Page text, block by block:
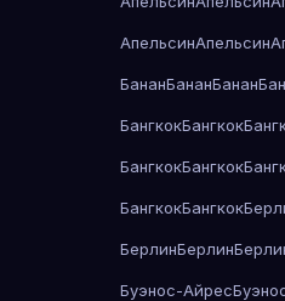
АпельсинАпельсин
БананБананБанан
БангкокБангкок
БангкокБангкок
БангкокБангкок
БерлинБерлин
Буэнос-Айрес